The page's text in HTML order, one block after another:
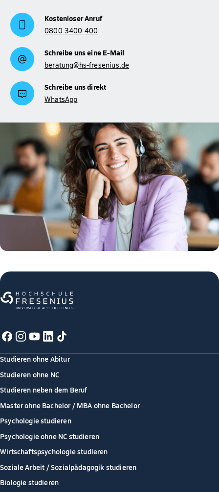
Kostenloser Anruf
0800 3400 400
Schreibe uns eine E-Mail
beratung@hs-fresenius.de
Schreibe uns direkt
WhatsApp
Studieren ohne Abitur
Studieren ohne NC
Studieren neben dem Beruf
Master ohne Bachelor / MBA ohne Bachelor
Psychologie studieren
Psychologie ohne NC studieren
Wirtschaftspsychologie studieren
Soziale Arbeit / Sozialpädagogik studieren
Biologie studieren